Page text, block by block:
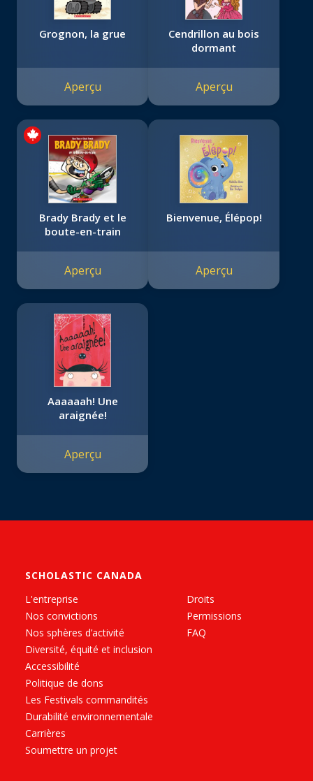
Grognon, la grue
Aperçu
Cendrillon au bois
dormant
Aperçu
Brady Brady et le
boute-en-train
Aperçu
Bienvenue, Élépop!
Aperçu
Aaaaaah! Une
araignée!
Aperçu
SCHOLASTIC CANADA
L'entreprise
Nos convictions
Nos sphères d’activité
Diversité, équité et inclusion
Accessibilité
Politique de dons
Les Festivals commandités
Durabilité environnementale
Carrières
Soumettre un projet
Droits
Permissions
FAQ